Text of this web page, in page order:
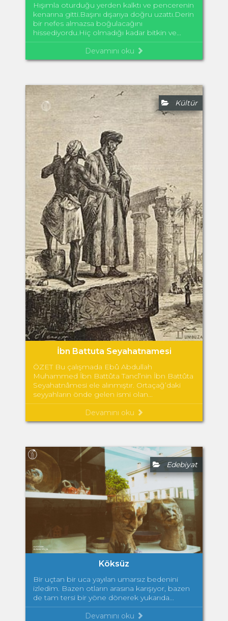
Hışımla oturduğu yerden kalktı ve pencerenin
kenarına gitti.Başını dışarıya doğru uzattı.Derin
bir nefes almazsa boğulacağını
hissediyordu.Hiç olmadığı kadar bitkin ve...
Devamını oku
Kültür
İbn Battuta Seyahatnamesi
ÖZET Bu çalışmada Ebû Abdullah
Muhammed İbn Battûta Tancî’nin İbn Battûta
Seyahatnâmesi ele alınmıştır. Ortaçağ’daki
seyyahların önde gelen ismi olan...
Devamını oku
Edebiyat
Köksüz
Bir uçtan bir uca yayılan umarsız bedenini
izledim. Bazen otların arasına karışıyor, bazen
de tam tersi bir yöne dönerek yukarıda...
Devamını oku